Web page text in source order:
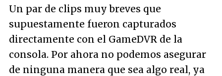
Un par de clips muy breves que
supuestamente fueron capturados
directamente con el GameDVR de la
consola. Por ahora no podemos asegurar
de ninguna manera que sea algo real, ya